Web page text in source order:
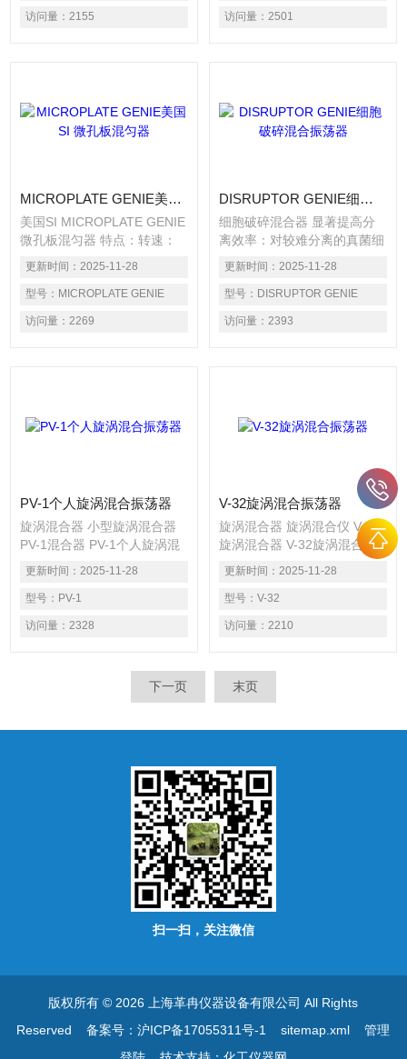
仪、漩涡振荡器、涡旋混合仪
等涡旋混合仪器，选购相关产
访问量： 2155 访问量： 2501
MICROPLATE GENIE美国SI 微孔板混匀器
美国SI MICROPLATE GENIE
微孔板混匀器 特点：转速：
750-3200rpm 漩涡轨道小
（1.0mm），可*混匀任何粘
稠样品 速度与轨道相结合，
为每个微孔提供真正的漩涡运
动 兼容性强，各种微孔板均
更新时间： 2025-11-28
型号： MICROPLATE GENIE
访问量： 2269
DISRUPTOR GENIE细胞破碎混合振荡器
细胞破碎混合器 显著提高分
离效率：对较难分离的真菌细
胞、细菌、动植物组织和悬浮
液，或者其它需要强力高速搅
动或需强力旋涡混合才能分离
的物质，有较理想的分离效果
方便：自动计时分离，Z大可
更新时间： 2025-11-28
型号： DISRUPTOR GENIE
访问量： 2393
PV-1个人旋涡混合振荡器
旋涡混合器 小型旋涡混合器
PV-1混合器 PV-1个人旋涡混
合器（Personal vortex mixer
PV-1） 本产品适用于多种细
胞或化学悬浮颗粒的混匀工
作。 产品特点： l 速度调节范
围：250~3000 rpm； l 可选
纳直径达20mm的离心管；
更新时间： 2025-11-28
型号： PV-1
访问量： 2328
V-32旋涡混合振荡器
旋涡混合器 旋涡混合仪 V-32
旋涡混合器 V-32旋涡混合器
（Multi-vortex mixer V-32）
本产品应用于菌液、酵母细胞
混合，酶提取，DNA/RAN片
段纯化等 产品特点： 可调转
速：500~3000 rpm 结构紧
更新时间： 2025-11-28
型号： V-32
访问量： 2210
下一页 末页
扫一扫，关注微信
版权所有 © 2026 上海革冉仪器设备有限公司 All Rights
Reserved备案号：沪ICP备17055311号-1 sitemap.xml
管理